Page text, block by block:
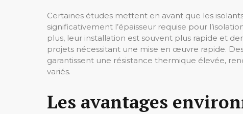
Certaines études mettent en avant que les
significativement l’épaisseur requise pour
plus, leur installation est souvent plus rapide et
projets nécessitant une mise en œuvre rapide.
garantissent une résistance thermique élevée,
variés.
Les avantages